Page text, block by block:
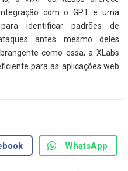
com o GPT e uma
identificar padrões de
antes mesmo deles
como essa, a XLabs
para as aplicações web
WhatsApp